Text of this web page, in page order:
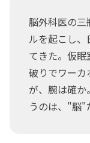
脳外科医の三
ルを起こし、
てきた。仮
破りでワーカ
が、腕は確
うのは、"脳"